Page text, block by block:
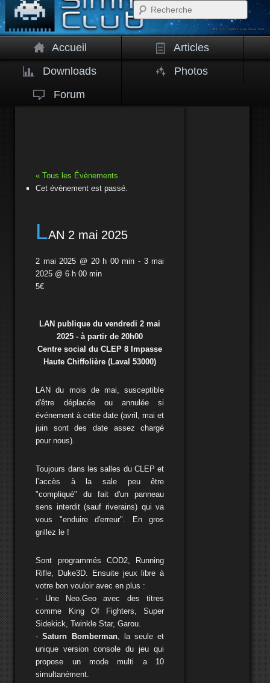
Accueil
Articles
Downloads
Photos
Forum
« Tous les Évènements
Cet évènement est passé.
LAN 2 mai 2025
2 mai 2025 @ 20 h 00 min - 3 mai
2025 @ 6 h 00 min
5€
LAN publique du vendredi 2 mai
2025 - à partir de 20h00
Centre social du CLEP 8 Impasse
Haute Chiffolière (Laval 53000)
LAN du mois de mai, susceptible
d'être déplacée ou annulée si
événement à cette date (avril, mai et
juin sont des date assez chargé
pour nous).
Toujours dans les salles du CLEP et
l’accès à la sale peu être
"compliqué" du fait d'un panneau
sens interdit (sauf riverains) qui va
vous "enduire d'erreur". En gros
grillez le !
Sont programmés COD2, Running
Rifle, Duke3D. Ensuite jeux libre à
votre bon vouloir avec en plus :
- Une Neo.Geo avec des titres
comme King Of Fighters, Super
Sidekick, Twinkle Star, Garou.
-Saturn Bomberman, la seule et
unique version console du jeu qui
propose un mode multi a 10
simultanément.